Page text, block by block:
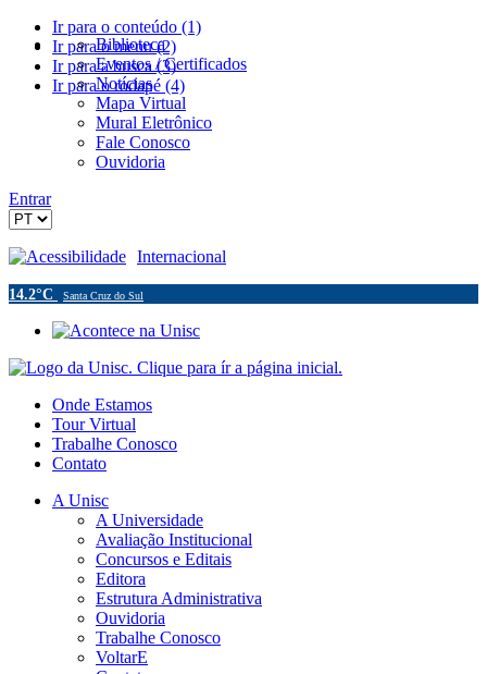
Ir para o conteúdo (1)
Ir para o menu (2)
Ir para a busca (3)
Ir para o rodapé (4)
Biblioteca
Eventos / Certificados
Notícias
Mapa Virtual
Mural Eletrônico
Fale Conosco
Ouvidoria
Entrar
Acessibilidade Internacional
14.2°C Santa Cruz do Sul
Onde Estamos
Tour Virtual
Trabalhe Conosco
Contato
A Unisc
A Universidade
Avaliação Institucional
Concursos e Editais
Editora
Estrutura Administrativa
Ouvidoria
Trabalhe Conosco
VoltarE